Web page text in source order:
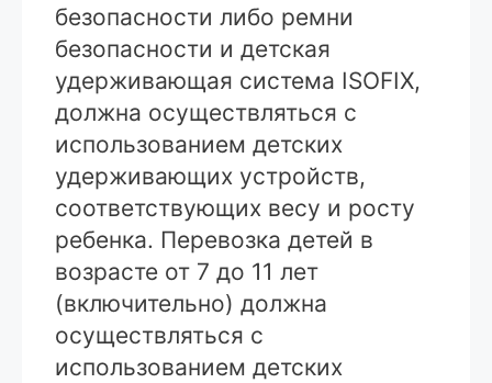
безопасности либо ремни
безопасности и детская
удерживающая система ISOFIX,
должна осуществляться с
использованием детских
удерживающих устройств,
соответствующих весу и росту
ребенка. Перевозка детей в
возрасте от 7 до 11 лет
(включительно) должна
осуществляться с
использованием детских